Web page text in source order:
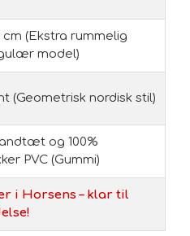
cm (Ekstra rummelig
model)
(Geometrisk nordisk stil)
og 100%
PVC (Gummi)
i Horsens – klar til